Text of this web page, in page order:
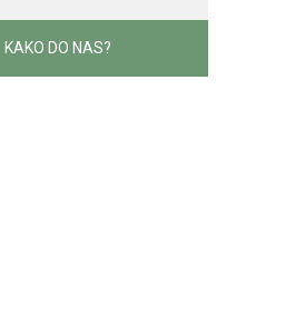
KAKO DO NAS?